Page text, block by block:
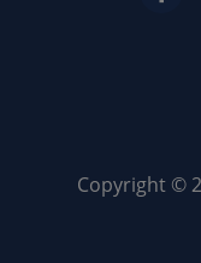
Copyright ©